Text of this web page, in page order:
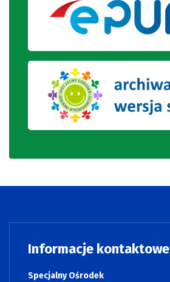
Informacje kontaktowe
Specjalny Ośrodek